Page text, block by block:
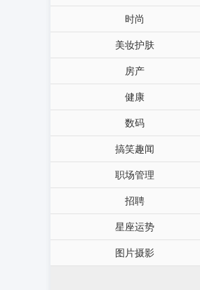
时尚
美妆护肤
房产
健康
数码
搞笑趣闻
职场管理
招聘
星座运势
图片摄影